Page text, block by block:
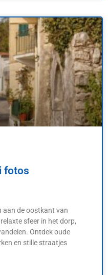
fotos
aan de oostkant van
sfeer in het dorp,
Ontdek oude
en stille straatjes